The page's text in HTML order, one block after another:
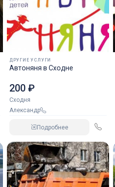
ДРУГИЕ УСЛУГИ
Автоняня в Сходне
200 ₽
Сходня
Александр
Подробнее